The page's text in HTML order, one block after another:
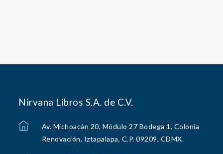
Nirvana Libros S.A. de C.V.
Av. Michoacán 20, Módulo 27 Bodega 1, Colonia
Renovación, Iztapalapa, C.P. 09209, CDMX.